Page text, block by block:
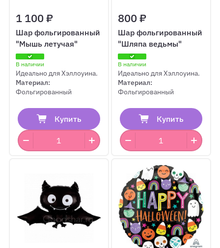
1 100 ₽
Шар фольгированный
"Мышь летучая"
В наличии
Идеально для Хэллоуина.
Материал:
Фольгированный
Купить
800 ₽
Шар фольгированный
"Шляпа ведьмы"
В наличии
Идеально для Хэллоуина.
Материал:
Фольгированный
Купить